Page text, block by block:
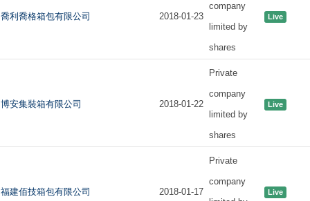
喬利喬格箱包有限公司 2018-01-23
company
limited by
shares
Live
博安集裝箱有限公司 2018-01-22
Private
company
limited by
shares
Live
福建佰技箱包有限公司 2018-01-17
Private
company
Live